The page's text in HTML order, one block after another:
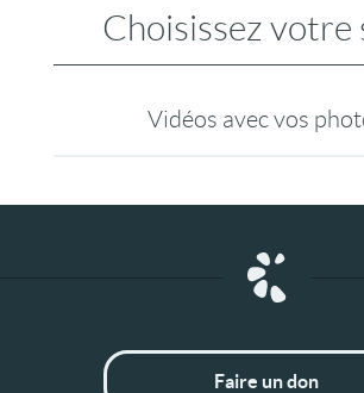
Choisissez votre
Vidéos avec vos
Faire un don